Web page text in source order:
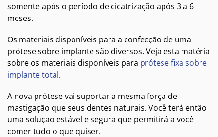
somente após o período de cicatrização após 3 a 6
meses.
Os materiais disponíveis para a confecção de uma
prótese sobre implante são diversos. Veja esta matéria
sobre os materiais disponíveis para prótese fixa sobre
implante total.
A nova prótese vai suportar a mesma força de
mastigação que seus dentes naturais. Você terá então
uma solução estável e segura que permitirá a você
comer tudo o que quiser.